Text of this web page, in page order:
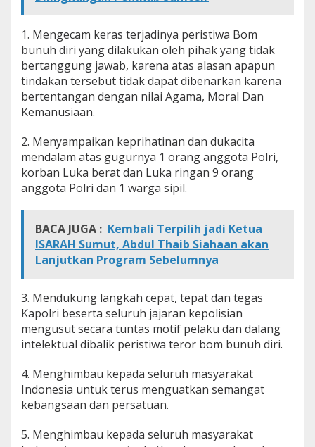
1. Mengecam keras terjadinya peristiwa Bom
bunuh diri yang dilakukan oleh pihak yang tidak
bertanggung jawab, karena atas alasan apapun
tindakan tersebut tidak dapat dibenarkan karena
bertentangan dengan nilai Agama, Moral Dan
Kemanusiaan.
2. Menyampaikan keprihatinan dan dukacita
mendalam atas gugurnya 1 orang anggota Polri,
korban Luka berat dan Luka ringan 9 orang
anggota Polri dan 1 warga sipil.
BACA JUGA : Kembali Terpilih jadi Ketua
ISARAH Sumut, Abdul Thaib Siahaan akan
Lanjutkan Program Sebelumnya
3. Mendukung langkah cepat, tepat dan tegas
Kapolri beserta seluruh jajaran kepolisian
mengusut secara tuntas motif pelaku dan dalang
intelektual dibalik peristiwa teror bom bunuh diri.
4. Menghimbau kepada seluruh masyarakat
Indonesia untuk terus menguatkan semangat
kebangsaan dan persatuan.
5. Menghimbau kepada seluruh masyarakat